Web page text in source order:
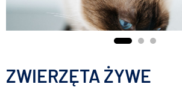
ZWIERZĘTA ŻYWE